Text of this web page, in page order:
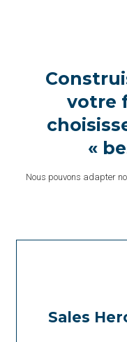
votre
«
Nous pouvons adapter
Sales